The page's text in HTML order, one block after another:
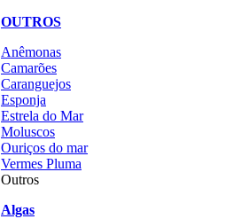
OUTROS
Anêmonas
Camarões
Caranguejos
Esponja
Estrela do Mar
Moluscos
Ouriços do mar
Vermes Pluma
Outros
Algas